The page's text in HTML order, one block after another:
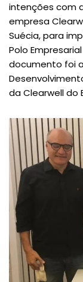
intenções com
empresa
Suécia, para
Polo
documento foi
da Clearwell do